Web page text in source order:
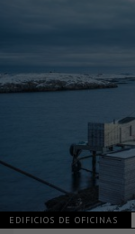
EDIFICIOS DE OFICINAS